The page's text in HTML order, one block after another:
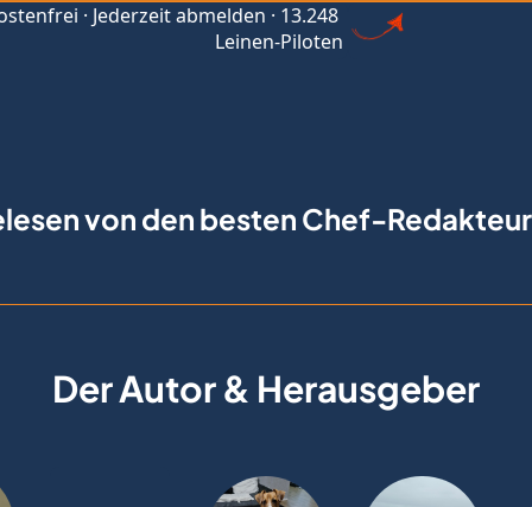
· Jederzeit abmelden · 13.248
Leinen-Piloten
von den besten Chef-
Der Autor & Herausgeber